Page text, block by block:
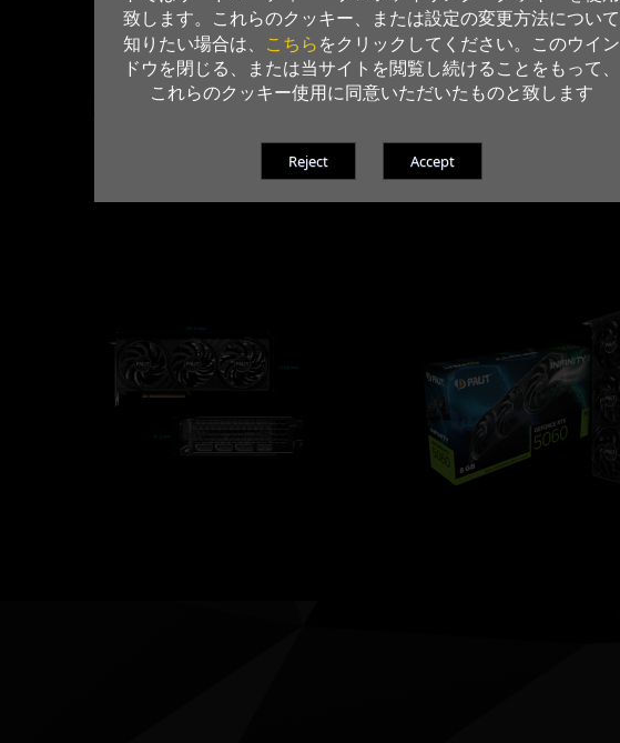
致します。これらのクッキー、または設定の変更方法について
知りたい場合は、
こちら をクリックしてください。このウイン
ドウを閉じる、または当サイトを閲覧し続けることをもって、
これらのクッキー使用に同意いただいたものと致します